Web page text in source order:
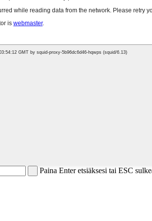
Paina Enter etsiäksesi tai ESC